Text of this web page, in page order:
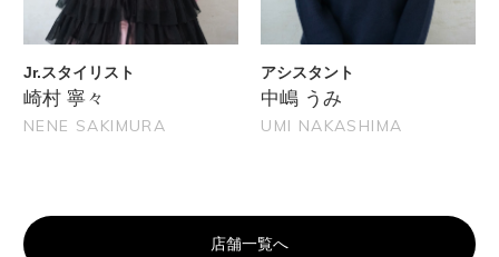
Jr.スタイリスト
崎村 寧々
NENE SAKIMURA
アシスタント
中嶋 うみ
UMI NAKASHIMA
店舗一覧へ